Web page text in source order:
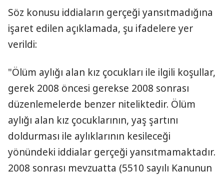
Söz konusu iddiaların gerçeği yansıtmadığına
işaret edilen açıklamada, şu ifadelere yer
verildi:
"Ölüm aylığı alan kız çocukları ile ilgili koşullar,
gerek 2008 öncesi gerekse 2008 sonrası
düzenlemelerde benzer niteliktedir. Ölüm
aylığı alan kız çocuklarının, yaş şartını
doldurması ile aylıklarının kesileceği
yönündeki iddialar gerçeği yansıtmamaktadır.
2008 sonrası mevzuatta (5510 sayılı Kanunun